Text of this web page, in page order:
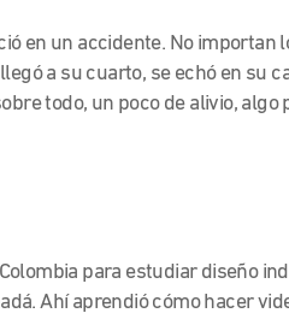
en un accidente. No importan
a su cuarto, se echó en su
todo, un poco de alivio, algo
para estudiar diseño
Ahí aprendió cómo hacer